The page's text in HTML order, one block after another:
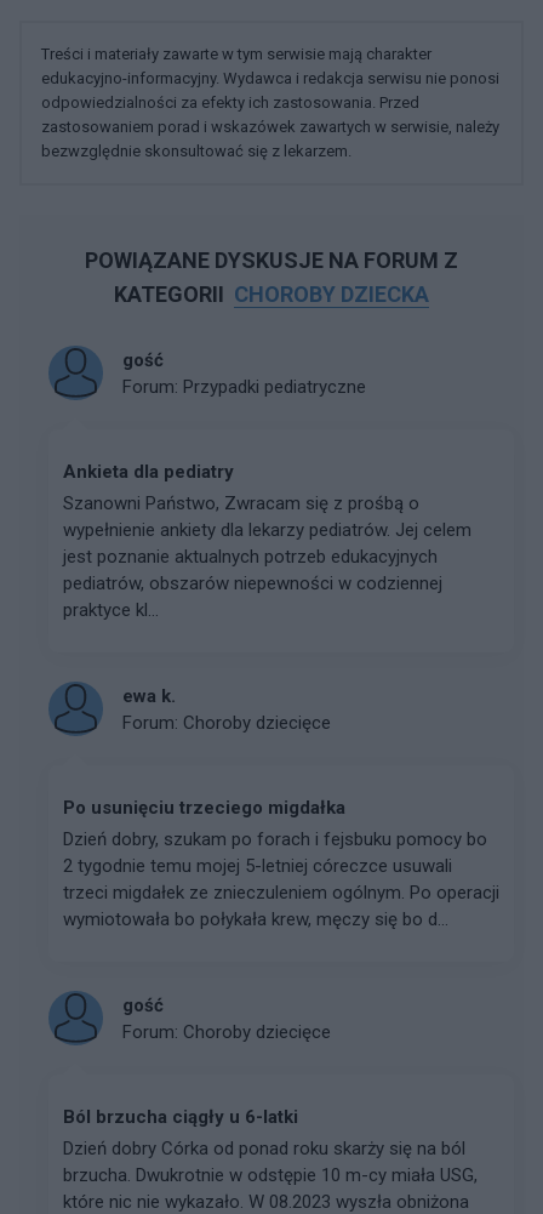
Treści i materiały zawarte w tym serwisie mają charakter
edukacyjno-informacyjny. Wydawca i redakcja serwisu nie ponosi
odpowiedzialności za efekty ich zastosowania. Przed
zastosowaniem porad i wskazówek zawartych w serwisie, należy
bezwzględnie skonsultować się z lekarzem.
POWIĄZANE DYSKUSJE NA FORUM Z
KATEGORII CHOROBY DZIECKA
gość
Forum: Przypadki pediatryczne
Ankieta dla pediatry
Szanowni Państwo, Zwracam się z prośbą o
wypełnienie ankiety dla lekarzy pediatrów. Jej celem
jest poznanie aktualnych potrzeb edukacyjnych
pediatrów, obszarów niepewności w codziennej
praktyce kl...
ewa k.
Forum: Choroby dziecięce
Po usunięciu trzeciego migdałka
Dzień dobry, szukam po forach i fejsbuku pomocy bo
2 tygodnie temu mojej 5-letniej córeczce usuwali
trzeci migdałek ze znieczuleniem ogólnym. Po operacji
wymiotowała bo połykała krew, męczy się bo d...
gość
Forum: Choroby dziecięce
Ból brzucha ciągły u 6-latki
Dzień dobry Córka od ponad roku skarży się na ból
brzucha. Dwukrotnie w odstępie 10 m-cy miała USG,
które nic nie wykazało. W 08.2023 wyszła obniżona